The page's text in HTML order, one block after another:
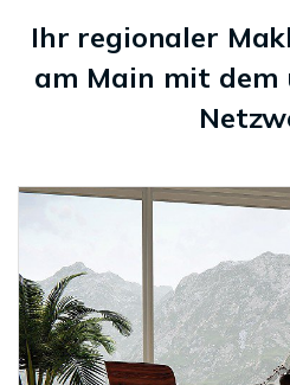
Ihr regionaler
am Main mit dem